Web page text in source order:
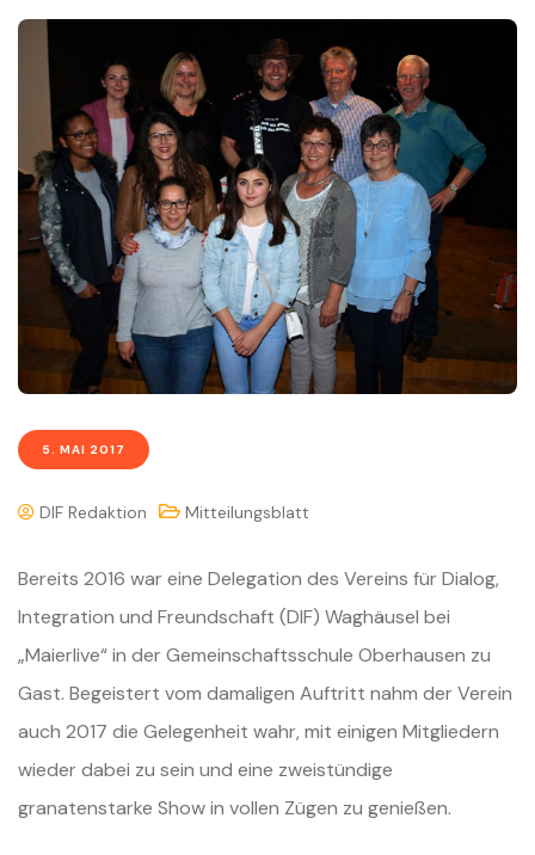
5. MAI 2017
DIF Redaktion Mitteilungsblatt
Bereits 2016 war eine Delegation des Vereins für Dialog,
Integration und Freundschaft (DIF) Waghäusel bei
„Maierlive“ in der Gemeinschaftsschule Oberhausen zu
Gast. Begeistert vom damaligen Auftritt nahm der Verein
auch 2017 die Gelegenheit wahr, mit einigen Mitgliedern
wieder dabei zu sein und eine zweistündige
granatenstarke Show in vollen Zügen zu genießen.